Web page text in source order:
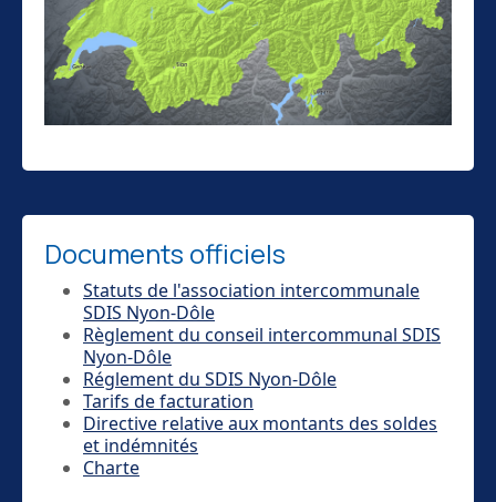
Documents officiels
Statuts de l'association intercommunale
SDIS Nyon-Dôle
Règlement du conseil intercommunal SDIS
Nyon-Dôle
Réglement du SDIS Nyon-Dôle
Tarifs de facturation
Directive relative aux montants des soldes
et indémnités
Charte